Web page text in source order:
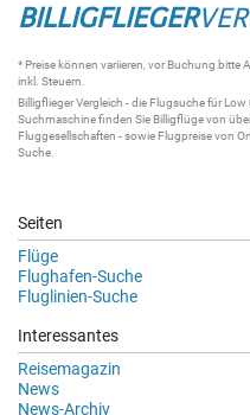
BILLIGFLIEGER
* Preise können variieren, vor Buchung bitte
inkl. Steuern.
BilligfliegerVergleich - die Flugsuchefür Low
Suchmaschinefinden Sie Billigflügevon
Fluggesellschaften - sowie Flugpreise von
Suche
Seiten
Flüge
Flughafen-Suche
Fluglinien-Suche
Interessantes
Reisemagazin
News
News-Archiv